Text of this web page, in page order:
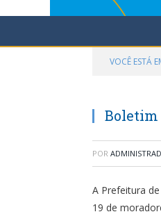
VOCÊ ESTÁ
Boletim
POR
A Prefeitura
19 de